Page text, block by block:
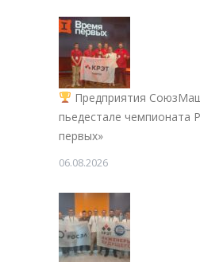
Предприятия
пьедестале чемпионата
первых»
06.08.2026